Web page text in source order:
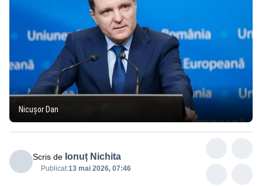
Nicușor Dan
Scris de Ionuț Nichita
Publicat:13 mai 2026, 07:46